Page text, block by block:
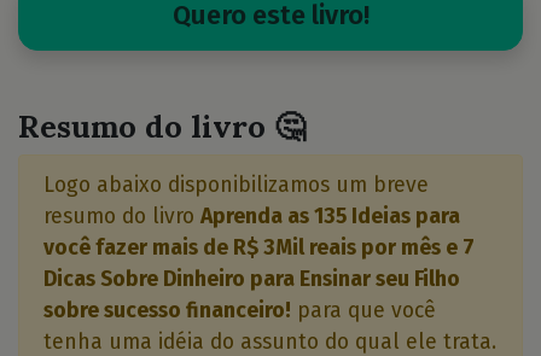
Quero este livro!
Resumo do livro 🤔
Logo abaixo disponibilizamos um breve
resumo do livro Aprenda as 135 Ideias para
você fazer mais de R$ 3Mil reais por mês e 7
Dicas Sobre Dinheiro para Ensinar seu Filho
sobre sucesso financeiro! para que você
tenha uma idéia do assunto do qual ele trata.